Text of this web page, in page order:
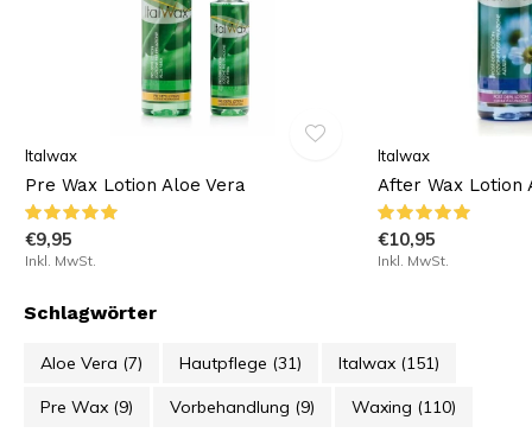
Italwax
Pre Wax Lotion Aloe Vera
€9,95
Inkl. MwSt.
Italwax
After Wax Lotion
€10,95
Inkl. MwSt.
Schlagwörter
Aloe Vera (7) Hautpflege (31) Italwax (151)
Pre Wax (9) Vorbehandlung (9) Waxing (110)